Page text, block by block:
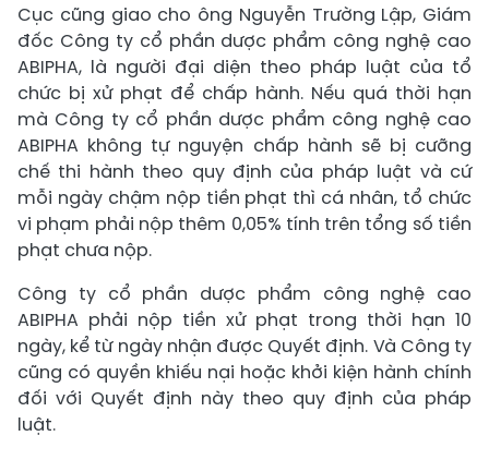
Cục cũng giao cho ông Nguyễn Trường Lập, Giám
đốc Công ty cổ phần dược phẩm công nghệ cao
ABIPHA, là người đại diện theo pháp luật của tổ
chức bị xử phạt để chấp hành. Nếu quá thời hạn
mà Công ty cổ phần dược phẩm công nghệ cao
ABIPHA không tự nguyện chấp hành sẽ bị cưỡng
chế thi hành theo quy định của pháp luật và cứ
mỗi ngày chậm nộp tiền phạt thì cá nhân, tổ chức
vi phạm phải nộp thêm 0,05% tính trên tổng số tiền
phạt chưa nộp.
Công ty cổ phần dược phẩm công nghệ cao
ABIPHA phải nộp tiền xử phạt trong thời hạn 10
ngày, kể từ ngày nhận được Quyết định. Và Công ty
cũng có quyền khiếu nại hoặc khởi kiện hành chính
đối với Quyết định này theo quy định của pháp
luật.